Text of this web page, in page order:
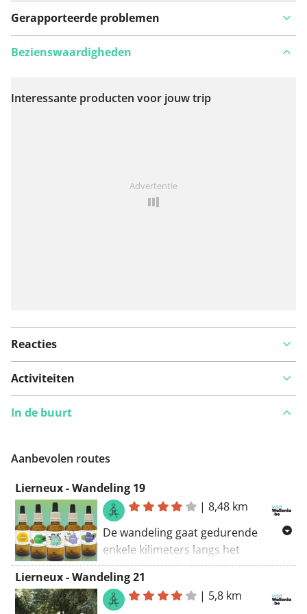
Gerapporteerde problemen
Bekijk op kaart
Bezienswaardigheden
Interessante producten voor jouw trip
Advertentie
Reacties
Activiteiten
In de buurt
Aanbevolen routes
Lierneux - Wandeling 19
|8,48 km
De wandeling gaat gedurende
enkele kilimeters langs het
natuurreservaat "Les Prés de la
Lienne". Interessante flora,
aanwezigheid van fjordpaarden en
Lierneux - Wandeling 21
| 5,8 km